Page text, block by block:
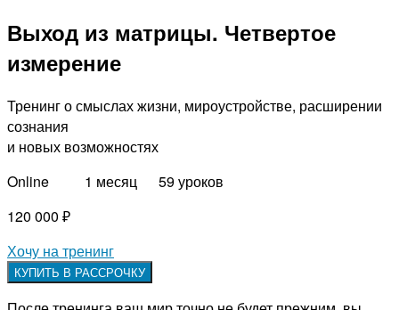
Выход из матрицы. Четвертое
измерение
Тренинг о смыслах жизни, мироустройстве, расширении
сознания
и новых возможностях
Online 1 месяц 59 уроков
120 000 ₽
Хочу на тренинг
КУПИТЬ В РАССРОЧКУ